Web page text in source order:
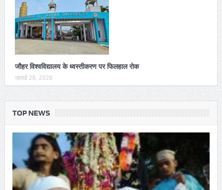
जौहर विश्वविद्यालय के ध्वस्तीकरण पर फिलहाल रोक
जुलाई 28, 2026
TOP NEWS